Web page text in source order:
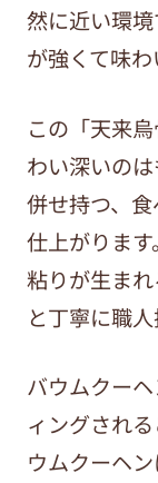
然に近い環
が強くて味わ
この「天来
わい深いの
併せ持つ、
仕上がりま
粘りが生ま
と丁寧に職
バウムクー
ィングされ
ウムクーヘ